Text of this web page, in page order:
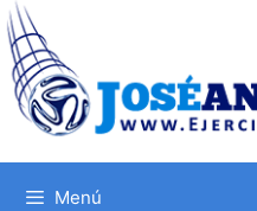
Saltar
al
contenido
Menú